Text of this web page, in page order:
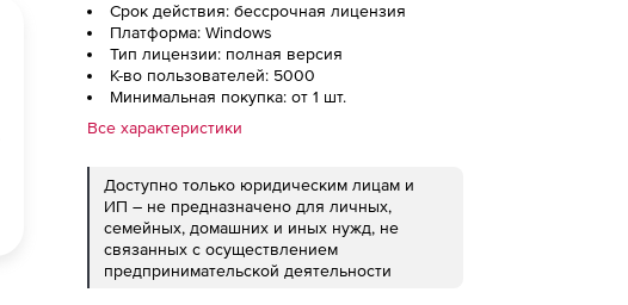
Срок действия: бессрочная лицензия
Платформа: Windows
Тип лицензии: полная версия
К-во пользователей: 5000
Минимальная покупка: от 1 шт.
Все характеристики
Доступно только юридическим лицам и
ИП – не предназначено для личных,
семейных, домашних и иных нужд, не
связанных с осуществлением
предпринимательской деятельности